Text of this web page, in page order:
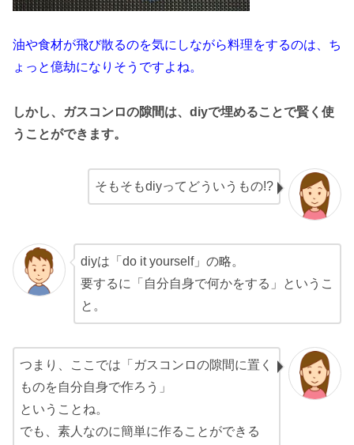
油や食材が飛び散るのを気にしながら料理をするのは、ち
ょっと億劫になりそうですよね。
しかし、ガスコンロの隙間は、diyで埋めることで賢く使
うことができます。
そもそもdiyってどういうもの!?
diyは「do it yourself」の略。
要するに「自分自身で何かをする」というこ
と。
つまり、ここでは「ガスコンロの隙間に置く
ものを自分自身で作ろう」
ということね。
でも、素人なのに簡単に作ることができる